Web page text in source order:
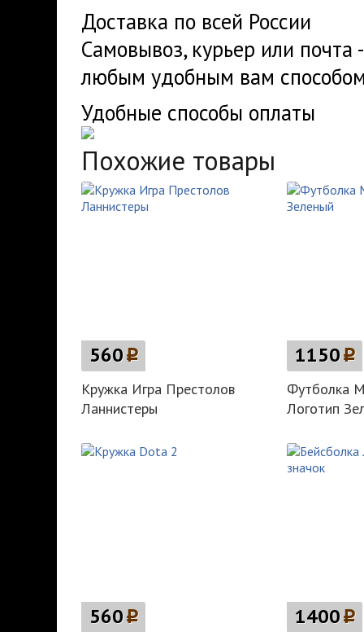
Доставка по всей России
Самовывоз, курьер или
любым удобным вам
Удобные способы оплаты
Похожие товары
560p
Кружка Игра Престолов
Ланнистеры
1150p
Футболка
Логотип
560p 1400p